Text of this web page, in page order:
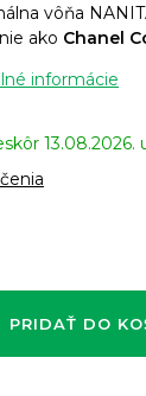
vôňa
ako Chanel
informácie
13.08.2026.
PRIDAŤ DO